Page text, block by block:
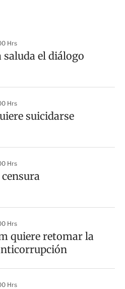
Hrs
saluda el diálogo
Hrs
suicidarse
Hrs
Hrs
quiere retomar la
Hrs